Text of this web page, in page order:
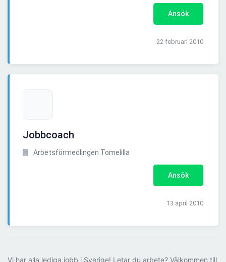
Ansök
22 februari 2010
Jobbcoach
Arbetsförmedlingen Tomelilla
Ansök
13 april 2010
Vi har alla lediga jobb i Sverige! Letar du arbete? Välkommen till